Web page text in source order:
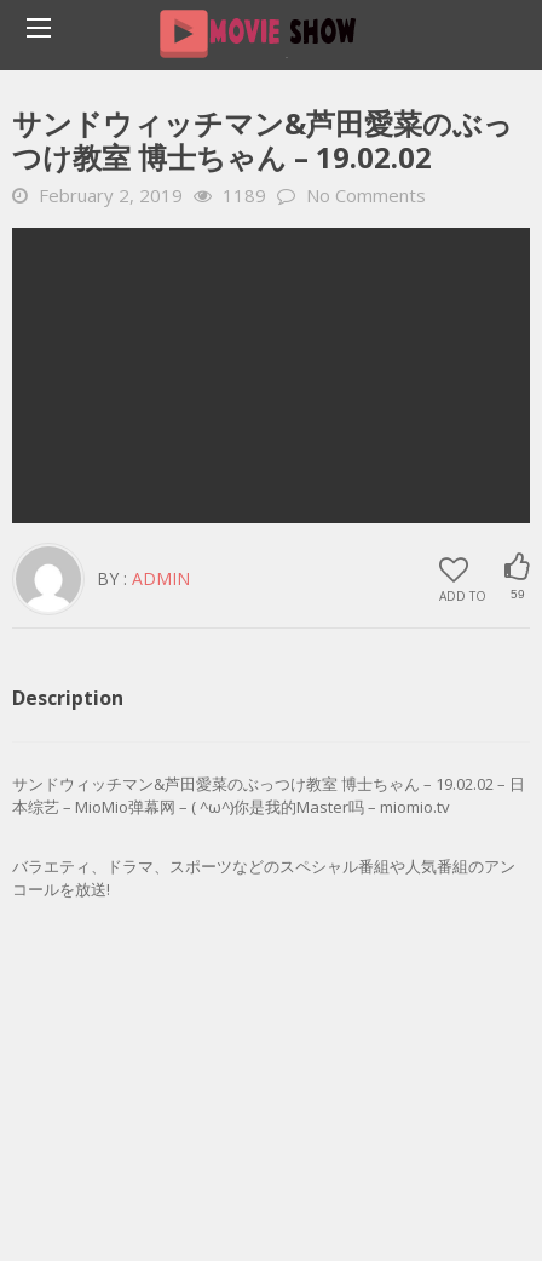
Home
YOUTUBE 動画 毎日
サンドウィッチマン&芦田愛菜のぶっつけ教室 博士ちゃん – 19.02.02
サンドウィッチマン&芦田愛菜のぶっ
つけ教室 博士ちゃん – 19.02.02
February 2, 2019 1189 No Comments
ADD TO 59
BY : ADMIN
Description
サンドウィッチマン&芦田愛菜のぶっつけ教室 博士ちゃん – 19.02.02 – 日
本综艺 – MioMio弹幕网 – ( ^ω^)你是我的Master吗 – miomio.tv
バラエティ、ドラマ、スポーツなどのスペシャル番組や人気番組のアン
コールを放送!